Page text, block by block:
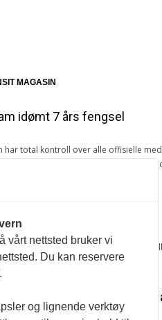
MAGASIN
idømt 7 års fengsel
har total kontroll over alle offisielle
eller 24-timers tilgang. Vi
i januar 2026, overtok USA
flukt, en nedgang fra forrige
vårt nettsted bruker vi
Du kan reservere
og lignende verktøy